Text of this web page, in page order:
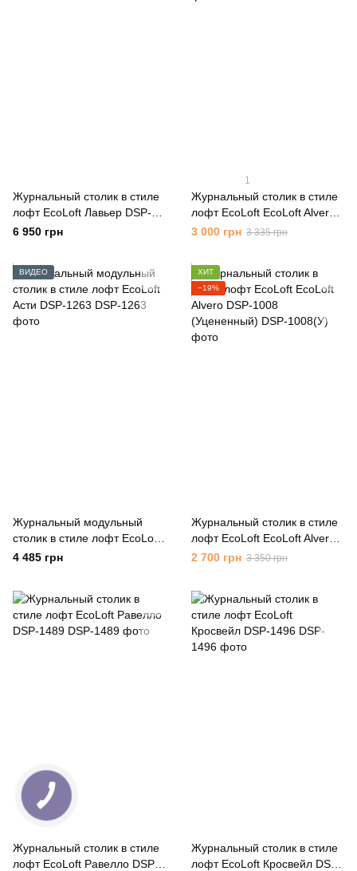
Журнальный столик в стиле
лофт EcoLoft Лавьер DSP-
1477
6 950 грн
1
Журнальный столик в стиле
лофт EcoLoft EcoLoft Alvero
DSP-1008
3 000 грн 3 335 грн
ВИДЕО
Журнальный модульный
столик в стиле лофт EcoLoft
Асти DSP-1263
4 485 грн
ХИТ
−19%
Журнальный столик в стиле
лофт EcoLoft EcoLoft Alvero
DSP-1008 (Уцененный)
2 700 грн 3 350 грн
Журнальный столик в стиле
лофт EcoLoft Равелло DSP-
Журнальный столик в стиле
лофт EcoLoft Кросвейл DSP-